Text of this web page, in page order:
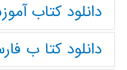
دانلود كتاب
دانلود كتا ب